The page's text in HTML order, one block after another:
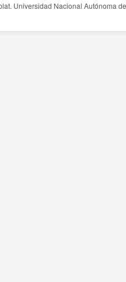
Universidad Nacional Autónoma